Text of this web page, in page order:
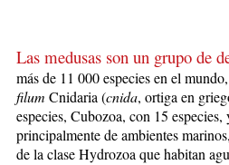
Las medusas son un grupo de
más de 11 000 especies en el mundo
filum Cnidaria (cnida, ortiga en
especies, Cubozoa, con 15
principalmente de ambientes
de la clase Hydrozoa que habitan